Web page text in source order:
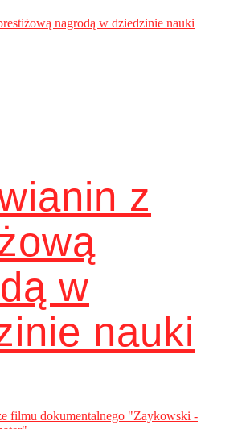
z
w
nauki